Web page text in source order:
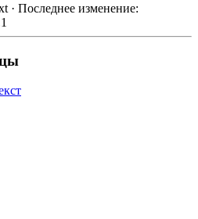
· Последнее изменение: